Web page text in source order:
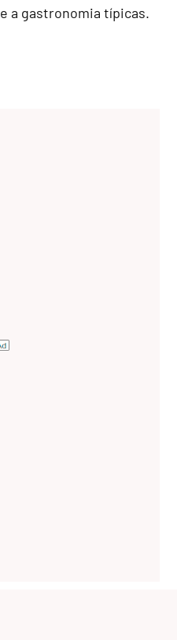
a gastronomia típicas.